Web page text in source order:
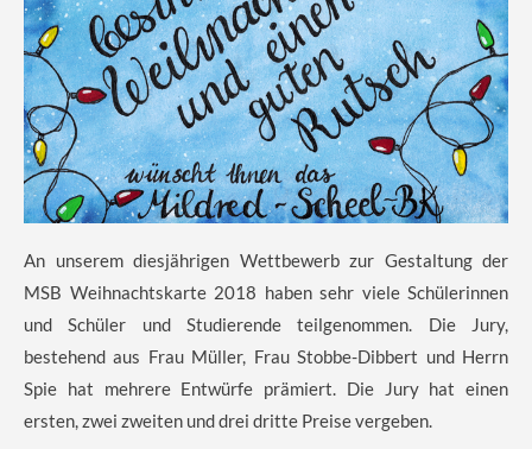
An unserem diesjährigen Wettbewerb zur Gestaltung der
MSB Weihnachtskarte 2018 haben sehr viele Schülerinnen
und Schüler und Studierende teilgenommen. Die Jury,
bestehend aus Frau Müller, Frau Stobbe-Dibbert und Herrn
Spie hat mehrere Entwürfe prämiert. Die Jury hat einen
ersten, zwei zweiten und drei dritte Preise vergeben.